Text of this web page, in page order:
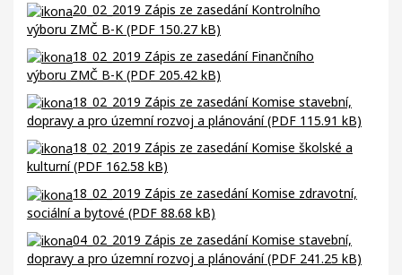
20_02_2019 Zápis ze zasedání Kontrolního
výboru ZMČ B-K (PDF 150.27 kB)
18_02_2019 Zápis ze zasedání Finančního
výboru ZMČ B-K (PDF 205.42 kB)
18_02_2019 Zápis ze zasedání Komise stavební,
dopravy a pro územnírozvoj a plánování (PDF 115.91 kB)
18_02_2019 Zápis ze zasedání Komise školské a
kulturní (PDF 162.58 kB)
18_02_2019 Zápis ze zasedání Komise zdravotní,
sociální a bytové (PDF 88.68 kB)
04_02_2019 Zápis ze zasedání Komise stavební,
dopravy a pro územní rozvoj a plánování (PDF 241.25 kB)